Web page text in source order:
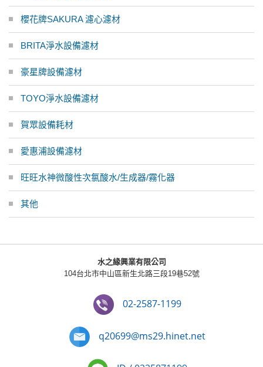
櫻花牌SAKURA 濾心濾材
BRITA淨水設備濾材
豪星牌設備濾材
TOYO淨水設備濾材
賀眾設備耗材
愛惠浦設備濾材
旺旺水神微酸性次氯酸水/生成器/霧化器
其他
水之緣興業有限公司
104台北市中山區新生北路三段19巷52號
02-2587-1199
q20699@ms29.hinet.net